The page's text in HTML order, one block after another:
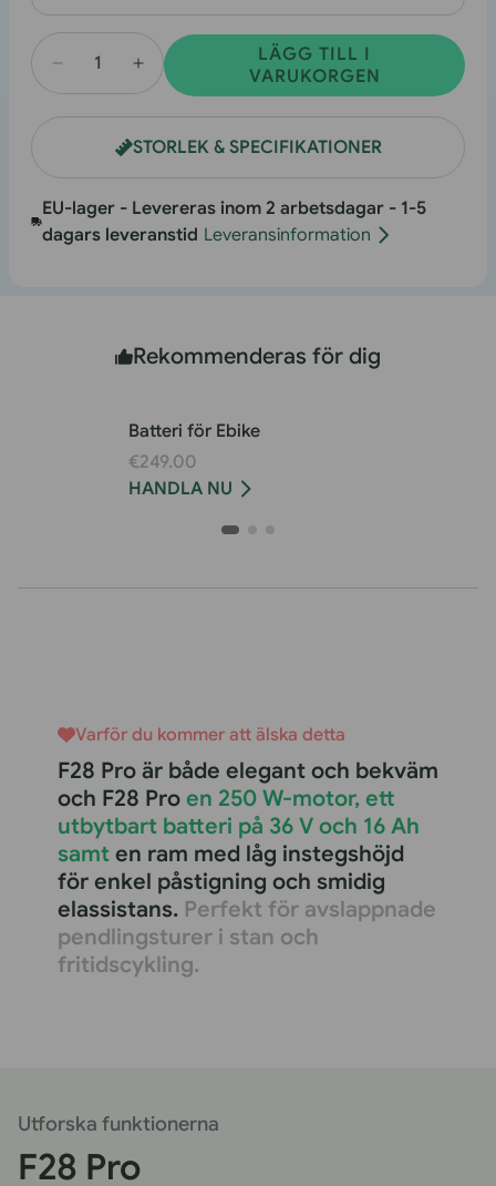
Minska
Öka
förF28
LÄGG TILL I
VARUKORGEN
STORLEK & SPECIFIKATIONER
EU-lager - Levereras inom 2 arbetsdagar - 1-5
dagars leveranstid Leveransinformation
Rekommenderas för dig
Batteri för Ebike
€249.00
HANDLA NU
Varför du kommer att älska detta
F28 Pro är både elegant och bekväm
och F28 Pro en 250 W-motor, ett
utbytbart batteri på 36 V och 16 Ah
samt en ram med låg instegshöjd
för enkel påstigning och smidig
elassistans. Perfekt för avslappnade
pendlingsturer i stan och
fritidscykling.
Utforska funktionerna
F28 Pro